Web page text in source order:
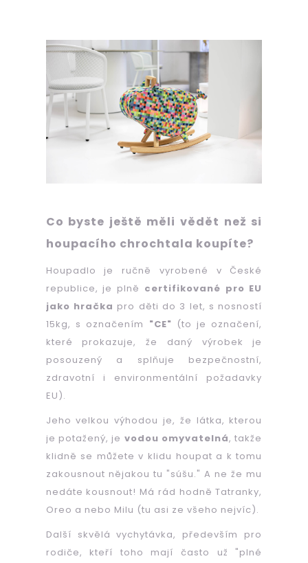
Co byste ještě měli vědět než si
houpacího chrochtala koupíte?
Houpadlo je ručně vyrobené v České
republice, je plně certifikované pro EU
jako hračka pro děti do 3 let, s nosností
15kg, s označením "CE" (to je označení,
které prokazuje, že daný výrobek je
posouzený a splňuje bezpečnostní,
zdravotní i environmentální požadavky
EU).
Jeho velkou výhodou je, že látka, kterou
je potažený, je vodou omyvatelná, takže
klidně se můžete v klidu houpat a k tomu
zakousnout nějakou tu "súšu." A ne že mu
nedáte kousnout! Má rád hodně Tatranky,
Oreo a nebo Milu (tu asi ze všeho nejvíc).
Další skvělá vychytávka, především pro
rodiče, kteří toho mají často už "plné